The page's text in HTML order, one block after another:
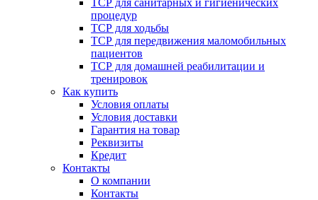
ТСР для санитарных и гигиенических
процедур
ТСР для ходьбы
ТСР для передвижения маломобильных
пациентов
ТСР для домашней реабилитации и
тренировок
Как купить
Условия оплаты
Условия доставки
Гарантия на товар
Реквизиты
Кредит
Контакты
О компании
Контакты